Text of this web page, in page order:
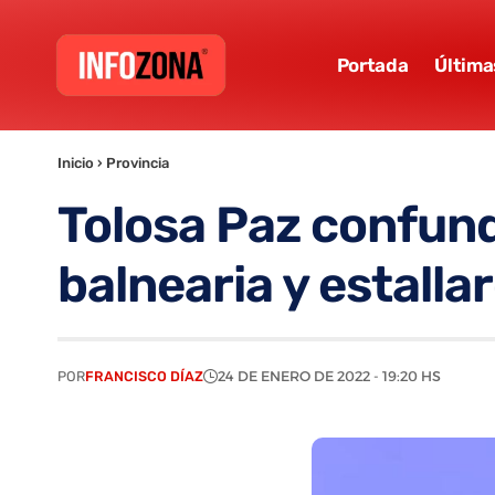
Portada
Inicio › Provincia
Tolosa Paz
balnearia y
PORFRANCISCO DÍAZ 24 DE ENERO DE 2022 - 19:20 HS